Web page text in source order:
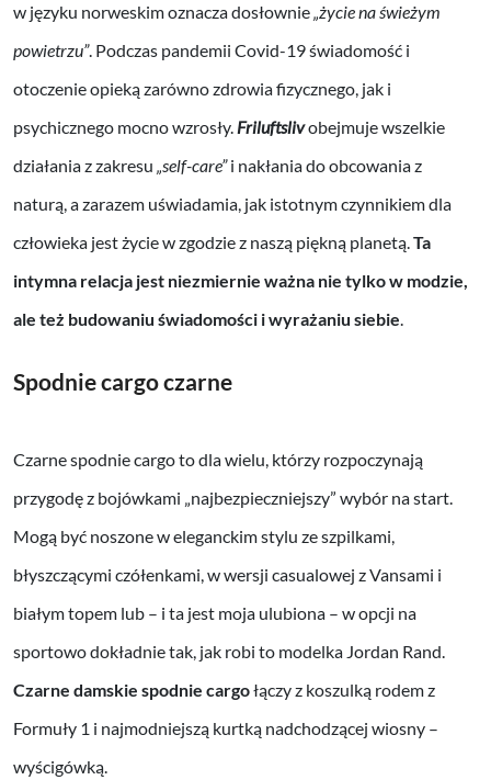
w języku norweskim oznacza dosłownie„życie na świeżym
powietrzu”. Podczas pandemii Covid-19 świadomość i
otoczenie opieką zarówno zdrowia fizycznego, jak i
psychicznego mocno wzrosły. Friluftslivobejmuje wszelkie
działania z zakresu „self-care”i nakłania do obcowania z
naturą, a zarazem uświadamia, jak istotnym czynnikiem dla
człowieka jest życie w zgodzie z naszą piękną planetą.Ta
intymna relacja jest niezmiernie ważna nie tylko w modzie,
ale też budowaniu świadomości i wyrażaniu siebie.
Spodnie cargo czarne
Czarne spodnie cargo to dla wielu, którzy rozpoczynają
przygodę z bojówkami „najbezpieczniejszy” wybór na start.
Mogą być noszone w eleganckim stylu ze szpilkami,
błyszczącymi czółenkami, w wersji casualowej z Vansami i
białym topem lub – i ta jest moja ulubiona – w opcji na
sportowo dokładnie tak, jak robi to modelka Jordan Rand.
Czarne damskie spodnie cargołączy z koszulką rodem z
Formuły 1 i najmodniejszą kurtką nadchodzącej wiosny –
wyścigówką.